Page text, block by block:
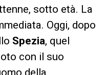
sotto età. La
Oggi, dopo
Spezia, quel
con il suo
della